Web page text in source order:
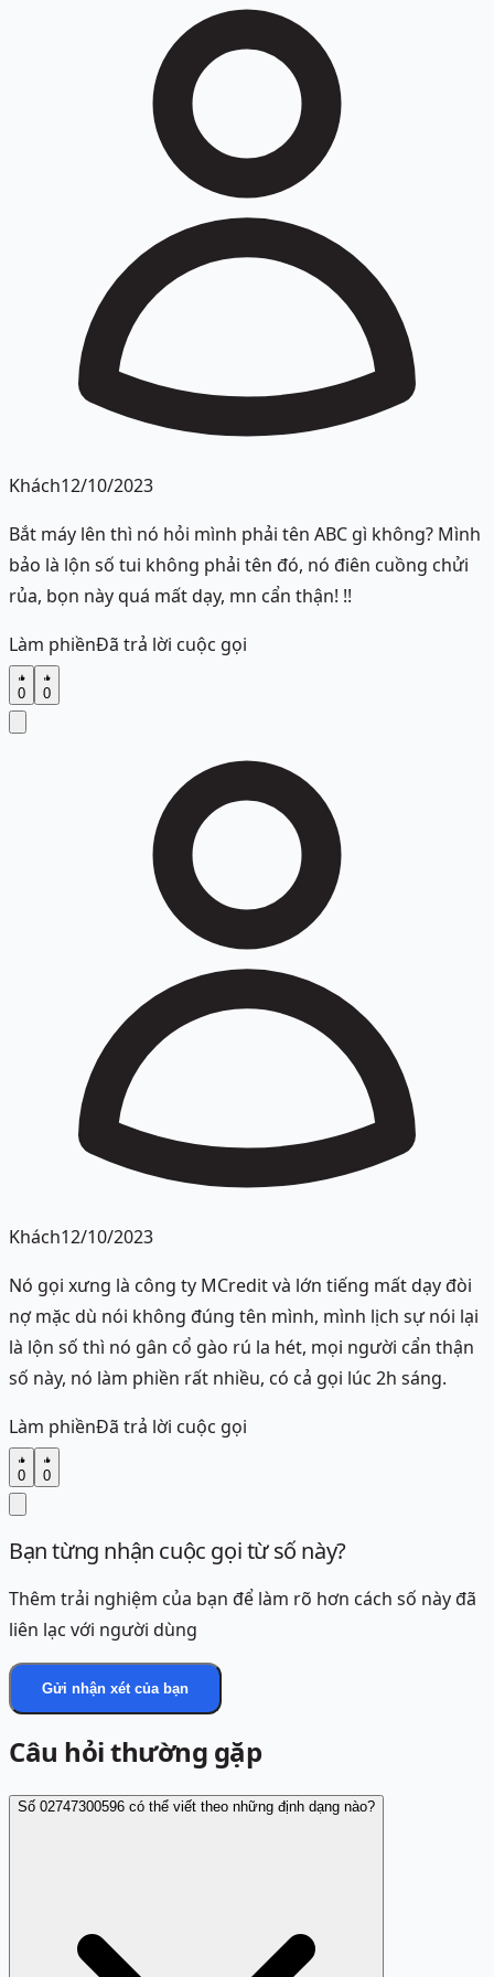
Khách12/10/2023
Bắt máy lên thì nó hỏi mình phải tên ABC gì không? Mình
bảo là lộn số tui không phải tên đó, nó điên cuồng chửi
rủa, bọn này quá mất dạy, mn cẩn thận! !!
Làm phiềnĐã trả lời cuộc gọi
0 0
Khách12/10/2023
Nó gọi xưng là công ty MCredit và lớn tiếng mất dạy đòi
nợ mặc dù nói không đúng tên mình, mình lịch sự nói lại
là lộn số thì nó gân cổ gào rú la hét, mọi người cẩn thận
số này, nó làm phiền rất nhiều, có cả gọi lúc 2h sáng.
Làm phiềnĐã trả lời cuộc gọi
0 0
Bạn từng nhận cuộc gọi từ số này?
Thêm trải nghiệm của bạn để làm rõ hơn cách số này đã
liên lạc với người dùng
Gửi nhận xét của bạn
Câu hỏi thường gặp
Số 02747300596 có thể viết theo những định dạng nào?